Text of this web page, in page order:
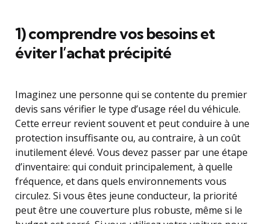
1) comprendre vos besoins et
éviter l’achat précipité
Imaginez une personne qui se contente du premier
devis sans vérifier le type d’usage réel du véhicule.
Cette erreur revient souvent et peut conduire à une
protection insuffisante ou, au contraire, à un coût
inutilement élevé. Vous devez passer par une étape
d’inventaire: qui conduit principalement, à quelle
fréquence, et dans quels environnements vous
circulez. Si vous êtes jeune conducteur, la priorité
peut être une couverture plus robuste, même si le